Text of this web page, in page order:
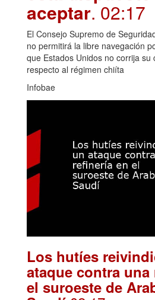
aceptar. 02:17
El Consejo Supremo de
no permitirá la libre navegación
que Estados Unidos no corrija su
respecto al régimen chiíta
Infobae
Los hutíes
ataque contra una
el suroeste de